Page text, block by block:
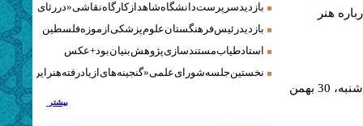
بازدید سرپرست دانشگاه شاهد از کارگاه نقاشی «در رثای سیمرغ
بازدید رئیس فرهنگستان علوم پزشکی از موزه فلسطین
استاد طیاب مستندسازی پژوهش‌بنیان بود + عکس
نخستین جلسه شورای علمی «گنجینه‌های ازیادرفته هنر ایران»
بیشتر
هنر
اين درس‌گفتار با همكاري اداره پژوهش‌هاي بنيادين فرهنگستان هنر، روز سه شنبه، 30 بهمن